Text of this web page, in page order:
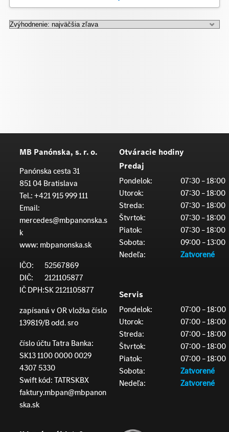
MB Panónska, s. r. o.
Panónska cesta 31
851 04 Bratislava
Tel.:+421 915 999 111
Email:
mercedes@mbpanonska.s
k
www: mbpanonska.sk
IČO:
52567869
DIČ:
2121105877
IČ DPH:SK 2121105877
zapísaná v OR vložka číslo
139819/B odd. sro
číslo účtu Tatra Banka:
SK13 1100 0000 0029
4307 5330
Swift kód: TATRSKBX
faktury.mbpan@mbpanon
ska.sk
Otváracie hodiny
Predaj
Pondelok:
07:30 – 18:00
Utorok:
07:30 – 18:00
Streda:
07:30 – 18:00
Štvrtok:
07:30 – 18:00
Piatok:
07:30 – 18:00
Sobota:
09:00 – 13:00
Nedeľa:
Zatvorené
Servis
Pondelok:
07:00 – 18:00
Utorok:
07:00 – 18:00
Streda:
07:00 – 18:00
Štvrtok:
07:00 – 18:00
Piatok:
07:00 – 18:00
Sobota:
Zatvorené
Nedeľa:
Zatvorené